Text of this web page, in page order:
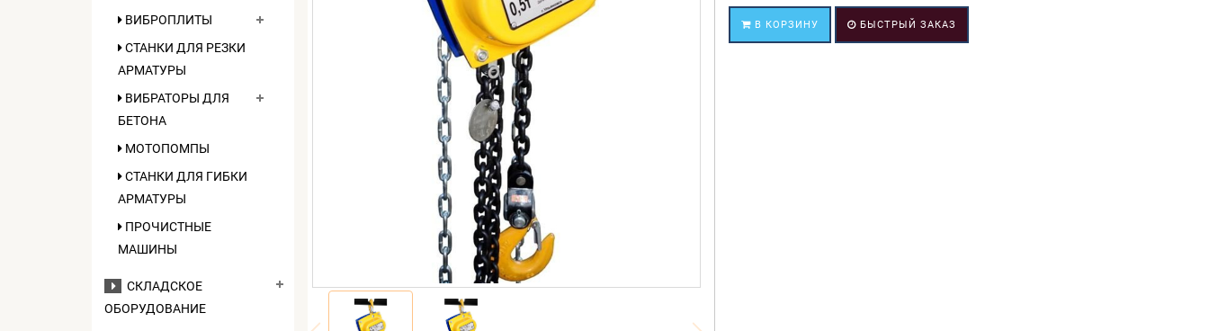
ВИБРОПЛИТЫ
СТАНКИ ДЛЯ РЕЗКИ
АРМАТУРЫ
ВИБРАТОРЫ ДЛЯ
БЕТОНА
МОТОПОМПЫ
СТАНКИ ДЛЯ ГИБКИ
АРМАТУРЫ
ПРОЧИСТНЫЕ
МАШИНЫ
СКЛАДСКОЕ
ОБОРУДОВАНИЕ
В КОРЗИНУ БЫСТРЫЙ ЗАКАЗ